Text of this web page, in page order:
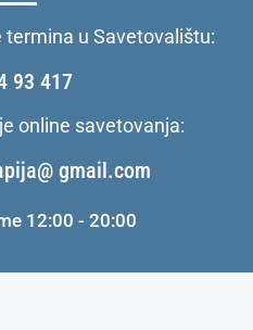
u Savetovalištu:
93 417
online savetovanja:
gmail.com
12:00 - 20:00